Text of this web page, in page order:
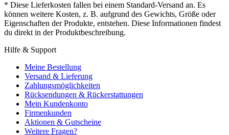
* Diese Lieferkosten fallen bei einem Standard-Versand an. Es
können weitere Kosten, z. B. aufgrund des Gewichts, Größe oder
Eigenschaften der Produkte, entstehen. Diese Informationen findest
du direkt in der Produktbeschreibung.
Hilfe & Support
Meine Bestellung
Versand & Lieferung
Zahlungsmöglichkeiten
Rücksendungen & Rückerstattungen
Mein Kundenkonto
Firmenkunden
Aktionen & Gutscheine
Weitere Fragen?